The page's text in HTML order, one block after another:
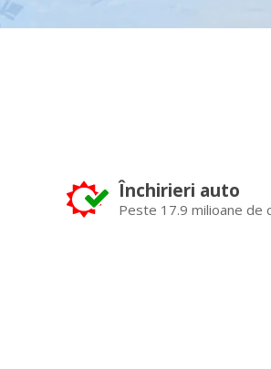
Închirieri auto
Peste 17.9 milioane de